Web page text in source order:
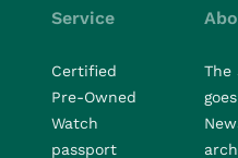
Service
Certified
Pre-Owned
Watch
passport
The